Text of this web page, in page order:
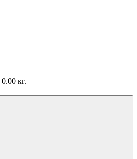
0.00 кг.